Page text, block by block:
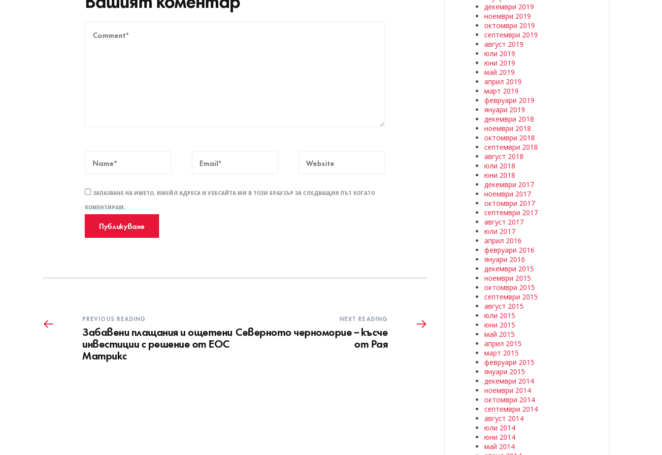
ЗАПАЗВАНЕ НА ИМЕТО, ИМЕЙЛ АДРЕСА И УЕБСАЙТА МИ В ТОЗИ БРАУЗЪР ЗА СЛЕДВАЩИЯ ПЪТ КОГАТО
КОМЕНТИРАМ.
PREVIOUS READING
Забавени плащания и ощетени
инвестиции с решение от ЕОС
Матрикс
NEXT READING
Северното черноморие – късче
от Рая
декември 2019
ноември 2019
октомври 2019
септември 2019
август 2019
юли 2019
юни 2019
май 2019
април 2019
март 2019
февруари 2019
януари 2019
декември 2018
ноември 2018
октомври 2018
септември 2018
август 2018
юли 2018
юни 2018
декември 2017
ноември 2017
октомври 2017
септември 2017
август 2017
юли 2017
април 2016
февруари 2016
януари 2016
декември 2015
ноември 2015
октомври 2015
септември 2015
август 2015
юли 2015
юни 2015
май 2015
април 2015
март 2015
февруари 2015
януари 2015
декември 2014
ноември 2014
октомври 2014
септември 2014
август 2014
юли 2014
юни 2014
май 2014